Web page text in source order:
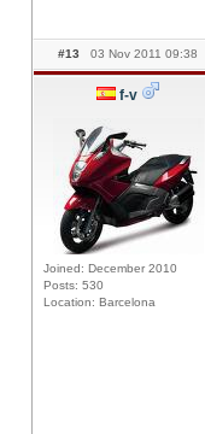
#13 03 Nov 2011 09:38
f-v
Joined: December 2010
Posts: 530
Location: Barcelona